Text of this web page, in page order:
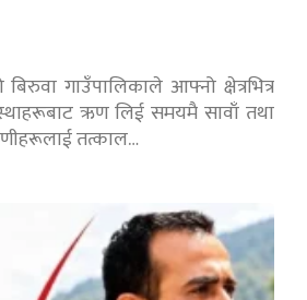
गाउँपालिकाले आफ्नो क्षेत्रभित्र
ऋण लिई समयमै सावाँ तथा
तत्काल…